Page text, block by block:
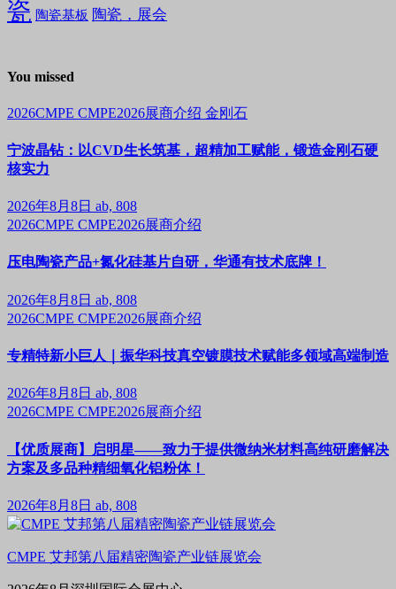
瓷 陶瓷基板 陶瓷，展会
You missed
2026CMPE CMPE2026展商介绍 金刚石
宁波晶钻：以CVD生长筑基，超精加工赋能，锻造金刚石硬
核实力
2026年8月8日 ab, 808
2026CMPE CMPE2026展商介绍
压电陶瓷产品+氮化硅基片自研，华通有技术底牌！
2026年8月8日 ab, 808
2026CMPE CMPE2026展商介绍
专精特新小巨人｜振华科技真空镀膜技术赋能多领域高端制造
2026年8月8日 ab, 808
2026CMPE CMPE2026展商介绍
【优质展商】启明星——致力于提供微纳米材料高纯研磨解决
方案及多品种精细氧化铝粉体！
2026年8月8日 ab, 808
CMPE 艾邦第八届精密陶瓷产业链展览会